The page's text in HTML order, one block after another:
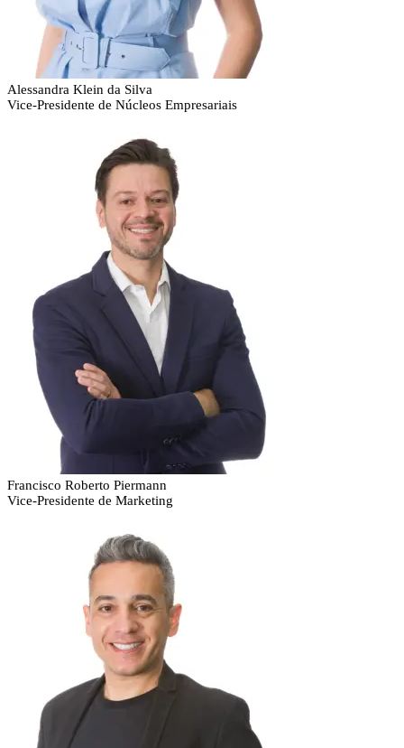
Alessandra Klein da Silva
Vice-Presidente de Núcleos Empresariais
Francisco Roberto Piermann
Vice-Presidente de Marketing